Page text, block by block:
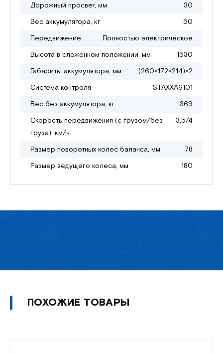
Дорожный просвет, мм
30
Вес аккумулятора, кг
50
Передвижение
Полностью электрическое
Высота в сложенном положении, мм
1530
Габариты аккумулятора, мм
(260×172×214)×2
Система контроля
STAXXA6101
Вес без аккумулятора, кг
369
Скорость передвижения (с грузом/без
груза), км/ч
3,5/4
Размер поворотных колес баланса, мм
78
Размер ведущего колеса, мм
180
ПОХОЖИЕ ТОВАРЫ